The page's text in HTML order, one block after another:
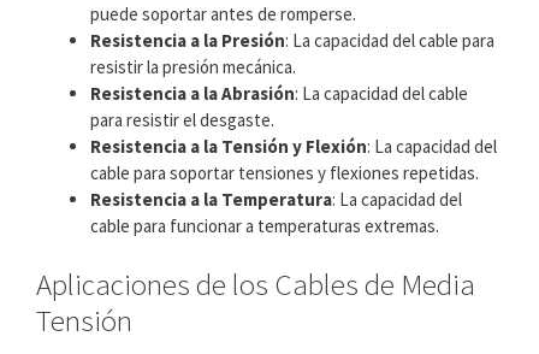
puede soportar antes de romperse.
Resistencia a la Presión: La capacidad del cable para
resistir la presión mecánica.
Resistencia a la Abrasión: La capacidad del cable
para resistir el desgaste.
Resistencia a la Tensión y Flexión: La capacidad del
cable para soportar tensiones y flexiones repetidas.
Resistencia a la Temperatura: La capacidad del
cable para funcionar a temperaturas extremas.
Aplicaciones de los Cables de Media
Tensión